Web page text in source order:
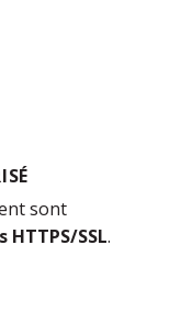
sont
SSL.